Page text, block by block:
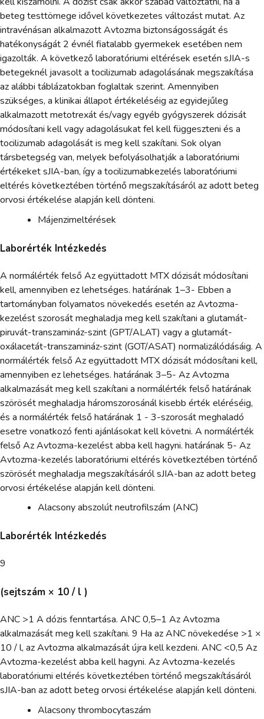
beteg testtömege idővel következetes változást mutat. Az
intravénásan alkalmazott Avtozma biztonságosságát és
hatékonyságát 2 évnél fiatalabb gyermekek esetében nem
igazolták. A következő laboratóriumi eltérések esetén sJIA-s
betegeknél javasolt a tocilizumab adagolásának megszakítása
az alábbi táblázatokban foglaltak szerint. Amennyiben
szükséges, a klinikai állapot értékeléséig az egyidejűleg
alkalmazott metotrexát és/vagy egyéb gyógyszerek dózisát
módosítani kell vagy adagolásukat fel kell függeszteni és a
tocilizumab adagolását is meg kell szakítani. Sok olyan
társbetegség van, melyek befolyásolhatják a laboratóriumi
értékeket sJIA-ban, így a tocilizumabkezelés laboratóriumi
eltérés következtében történő megszakításáról az adott beteg
orvosi értékelése alapján kell dönteni.
Májenzimeltérések
Laborérték Intézkedés
A normálérték felső Az együttadott MTX dózisát módosítani
kell, amennyiben ez lehetséges. határának 1–3- Ebben a
tartományban folyamatos növekedés esetén az Avtozma-
kezelést szorosát meghaladja meg kell szakítani a glutamát-
piruvát-transzamináz-szint (GPT/ALAT) vagy a glutamát-
oxálacetát-transzamináz-szint (GOT/ASAT) normalizálódásáig. A
normálérték felső Az együttadott MTX dózisát módosítani kell,
amennyiben ez lehetséges. határának 3–5- Az Avtozma
alkalmazását meg kell szakítani a normálérték felső határának
szörösét meghaladja háromszorosánál kisebb érték eléréséig,
és a normálérték felső határának 1 - 3-szorosát meghaladó
esetre vonatkozó fenti ajánlásokat kell követni. A normálérték
felső Az Avtozma-kezelést abba kell hagyni. határának 5- Az
Avtozma-kezelés laboratóriumi eltérés következtében történő
szörösét meghaladja megszakításáról sJIA-ban az adott beteg
orvosi értékelése alapján kell dönteni.
Alacsony abszolút neutrofilszám (ANC)
Laborérték Intézkedés
9
(sejtszám × 10 / l )
ANC >1 A dózis fenntartása. ANC 0,5–1 Az Avtozma
alkalmazását meg kell szakítani. 9 Ha az ANC növekedése >1 ×
10 / l, az Avtozma alkalmazását újra kell kezdeni. ANC <0,5 Az
Avtozma-kezelést abba kell hagyni. Az Avtozma-kezelés
laboratóriumi eltérés következtében történő megszakításáról
sJIA-ban az adott beteg orvosi értékelése alapján kell dönteni.
Alacsony thrombocytaszám